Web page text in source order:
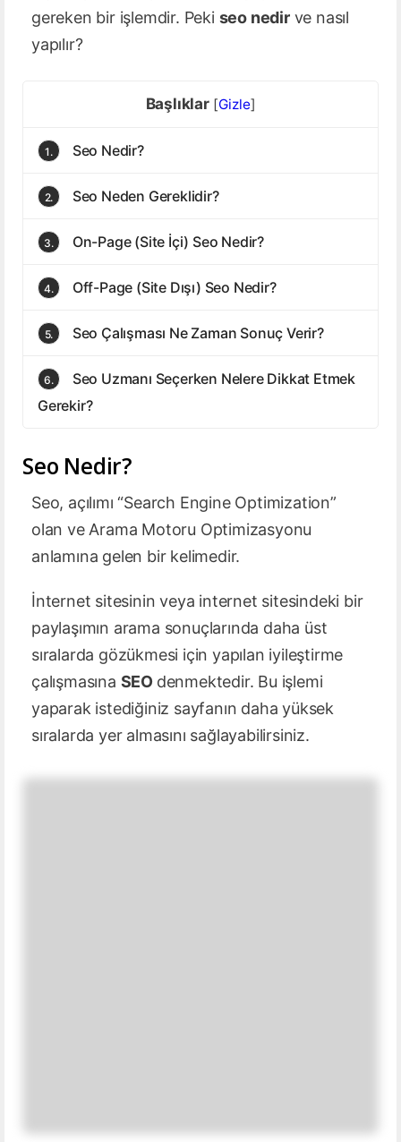
gereken bir işlemdir. Peki seo nedirve nasıl
yapılır?
Başlıklar [Gizle]
1. Seo Nedir?
2. Seo Neden Gereklidir?
3. On-Page (Site İçi) Seo Nedir?
4. Off-Page (Site Dışı) Seo Nedir?
5. Seo Çalışması Ne Zaman Sonuç Verir?
6.
Seo Uzmanı Seçerken Nelere Dikkat Etmek
Gerekir?
Seo Nedir?
Seo, açılımı “Search Engine Optimization”
olan ve Arama Motoru Optimizasyonu
anlamına gelen bir kelimedir.
İnternet sitesinin veya internet sitesindeki bir
paylaşımın arama sonuçlarında daha üst
sıralarda gözükmesi için yapılan iyileştirme
çalışmasına SEO denmektedir. Bu işlemi
yaparak istediğiniz sayfanın daha yüksek
sıralarda yer almasını sağlayabilirsiniz.